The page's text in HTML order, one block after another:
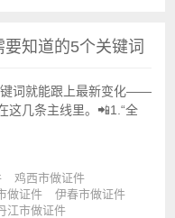
知道的5个关键词
键词就能跟上最新变化——
这几条主线里。📲1.“全
鸡西市做证件
做证件
伊春市做证件
江市做证件